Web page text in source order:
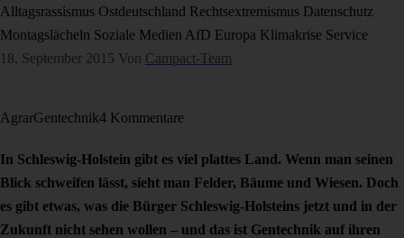
Alltagsrassismus Ostdeutschland Rechtsextremismus Datenschutz
Montagslächeln Soziale Medien AfD Europa Klimakrise Service
18. September 2015 Von Campact-Team
AgrarGentechnik4 Kommentare
In Schleswig-Holstein gibt es viel plattes Land. Wenn man seinen
Blick schweifen lässt, sieht man Felder, Bäume und Wiesen. Doch
es gibt etwas, was die Bürger Schleswig-Holsteins jetzt und in der
Zukunft nicht sehen wollen – und das ist Gentechnik auf ihren